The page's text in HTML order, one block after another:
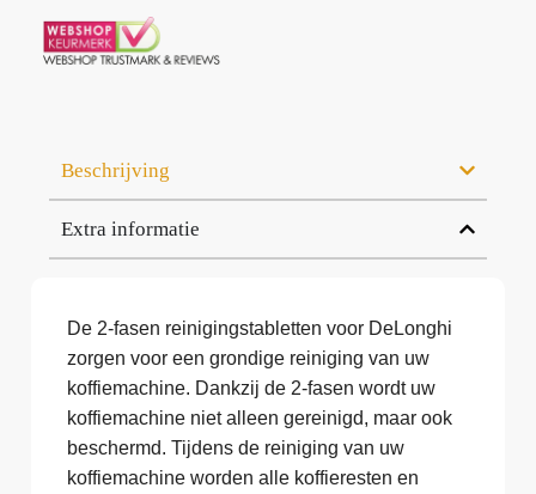
Beschrijving
Extra informatie
De 2-fasen reinigingstabletten voor DeLonghi
zorgen voor een grondige reiniging van uw
koffiemachine. Dankzij de 2-fasen wordt uw
koffiemachine niet alleen gereinigd, maar ook
beschermd. Tijdens de reiniging van uw
koffiemachine worden alle koffieresten en